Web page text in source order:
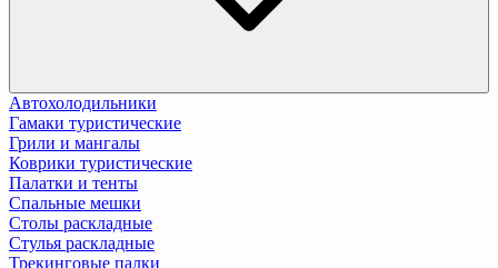
Автохолодильники
Гамаки туристические
Грили и мангалы
Коврики туристические
Палатки и тенты
Спальные мешки
Столы раскладные
Стулья раскладные
Трекинговые палки